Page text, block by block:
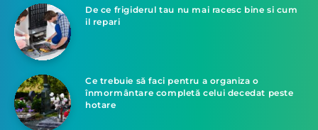
De ce frigiderul tau nu mai racesc bine si cum
il repari
Ce trebuie să faci pentru a organiza o
înmormântare completă celui decedat peste
hotare